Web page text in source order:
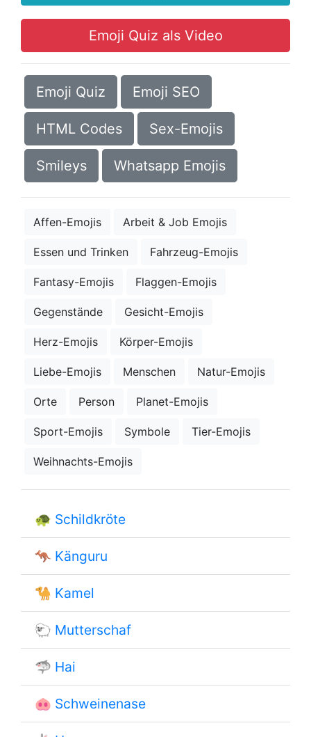
Emoji Quiz als Video
Emoji Quiz Emoji SEO
HTML Codes Sex-Emojis
Smileys Whatsapp Emojis
Affen-Emojis Arbeit & Job Emojis
Essen und Trinken Fahrzeug-Emojis
Fantasy-Emojis Flaggen-Emojis
Gegenstände Gesicht-Emojis
Herz-Emojis Körper-Emojis
Liebe-Emojis Menschen Natur-Emojis
Orte Person Planet-Emojis
Sport-Emojis Symbole Tier-Emojis
Weihnachts-Emojis
🐢 Schildkröte
🦘 Känguru
🐪 Kamel
🐑 Mutterschaf
🦈 Hai
🐽 Schweinenase